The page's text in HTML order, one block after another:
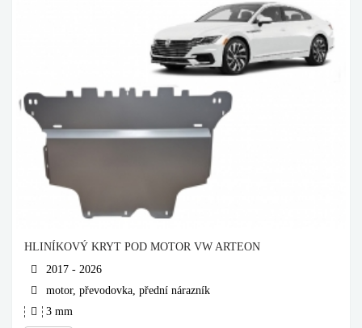
HLINÍKOVÝ KRYT POD MOTOR VW ARTEON
2017 - 2026
motor, převodovka, přední nárazník
3 mm